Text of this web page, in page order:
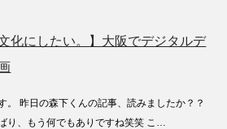
化にしたい。】大阪でデジタルデ
。 昨日の森下くんの記事、読みましたか？？
り、もう何でもありですね笑笑 こ…